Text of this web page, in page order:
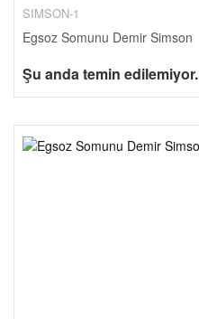
SIMSON-1
Egsoz Somunu Demir Simson
Şu anda temin edilemiyor.